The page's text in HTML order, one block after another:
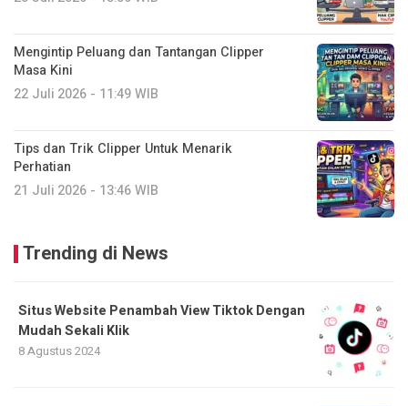
Mengintip Peluang dan Tantangan Clipper
Masa Kini
22 Juli 2026 - 11:49 WIB
Tips dan Trik Clipper Untuk Menarik
Perhatian
21 Juli 2026 - 13:46 WIB
Trending di News
Situs Website Penambah View Tiktok Dengan
Mudah Sekali Klik
8 Agustus 2024